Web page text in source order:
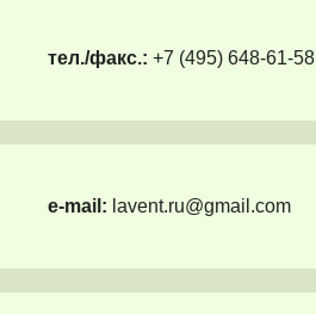
тел./факс.: +7 (495) 648-61-58
e-mail: lavent.ru@gmail.com